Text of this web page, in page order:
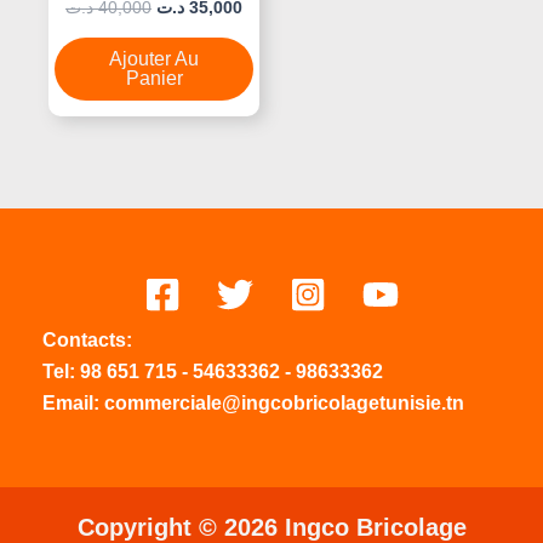
Note
Sur
5
40,000 د.ت 35,000 د.ت
Ajouter Au
Panier
Contacts:
Tel: 98 651 715 - 54633362 - 98633362
Email: commerciale@ingcobricolagetunisie.tn
Copyright © 2026 Ingco Bricolage